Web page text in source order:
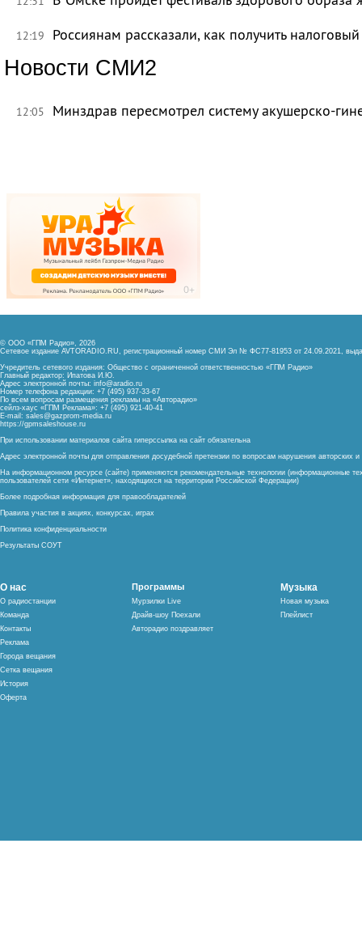
12:19 Россиянам рассказали, как получить
Новости СМИ2
12:05 Минздрав пересмотрел систему акушерско-
© ООО «ГПМ Радио», 2026
Сетевое издание AVTORADIO.RU, регистрационный номер СМИ Эл № ФС77-81953 от 24.09.2021,
Учредитель сетевого издания: Общество с ограниченной ответственностью «ГПМ Радио»
Главный редактор: Ипатова И.Ю.
Адрес электронной почты: info@aradio.ru
Номер телефона редакции: +7 (495) 937-33-67
По всем вопросам размещения рекламы на «Авторадио»
сейлз-хаус «ГПМ Реклама»: +7 (495) 921-40-41
E-mail: sales@gazprom-media.ru
https://gpmsaleshouse.ru
При использовании материалов сайта гиперссылка на сайт обязательна
Адрес электронной почты для отправления досудебной претензии по вопросам нарушения авторских
На информационном ресурсе (сайте) применяются рекомендательные технологии (информационные
пользователей сети «Интернет», находящихся на территории Российской Федерации)
Более подробная информация для правообладателей
Правила участия в акциях, конкурсах, играх
Политика конфиденциальности
Результаты СОУТ
О нас
О радиостанции
Команда
Контакты
Реклама
Города вещания
Сетка вещания
История
Оферта
Программы
Мурзилки Live
Драйв-шоу Поехали
Авторадио поздравляет
Музыка
Новая музыка
Плейлист